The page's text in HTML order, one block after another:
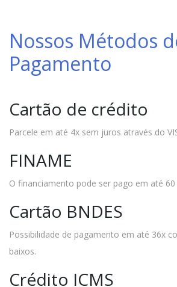
Nossos Métodos
Pagamento
Cartão de crédito
Parcele em até 4x sem juros através do
FINAME
O financiamento pode ser pago em até 60
Cartão BNDES
Possibilidade de pagamento em até 36x
baixos.
Crédito ICMS